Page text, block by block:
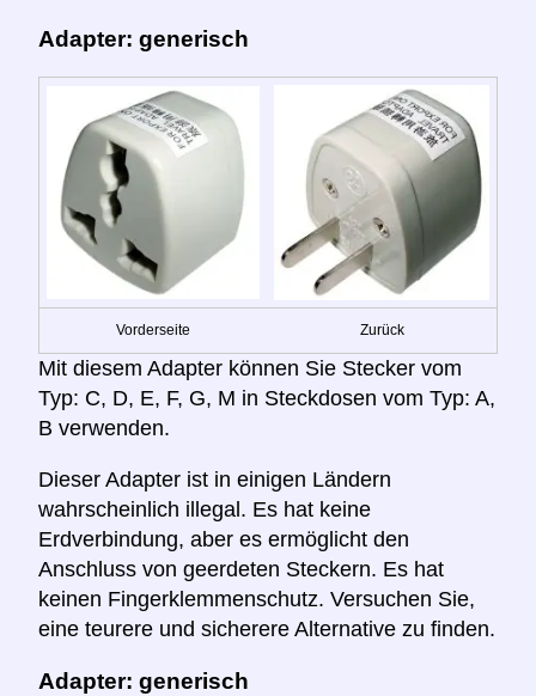
Adapter: generisch
Vorderseite Zurück
Mit diesem Adapter können Sie Stecker vom
Typ: C, D, E, F, G, M in Steckdosen vom Typ: A,
B verwenden.
Dieser Adapter ist in einigen Ländern
wahrscheinlich illegal. Es hat keine
Erdverbindung, aber es ermöglicht den
Anschluss von geerdeten Steckern. Es hat
keinen Fingerklemmenschutz. Versuchen Sie,
eine teurere und sicherere Alternative zu finden.
Adapter: generisch